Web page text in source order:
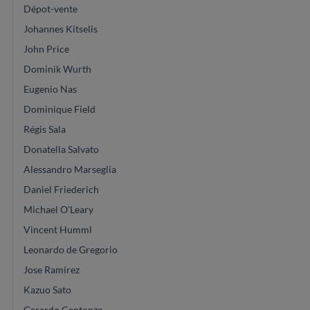
Dépot-vente
Johannes Kitselis
John Price
Dominik Wurth
Eugenio Nas
Dominique Field
Régis Sala
Donatella Salvato
Alessandro Marseglia
Daniel Friederich
Michael O'Leary
Vincent Humml
Leonardo de Gregorio
Jose Ramirez
Kazuo Sato